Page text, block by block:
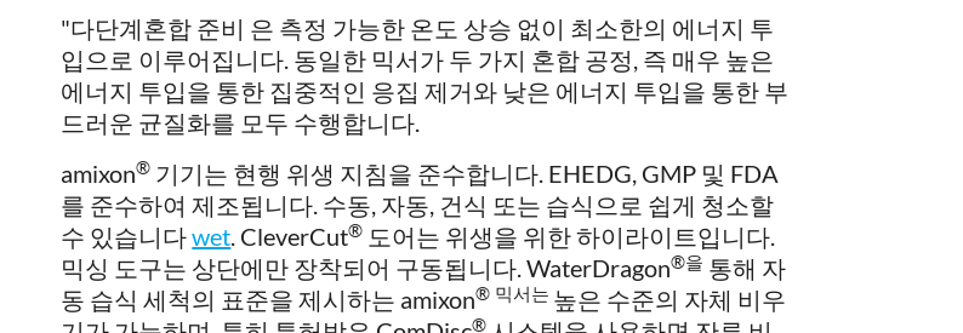
"다단계혼합 준비 은 측정 가능한 온도 상승 없이 최소한의 에너지 투
입으로 이루어집니다. 동일한 믹서가 두 가지 혼합 공정, 즉 매우 높은
에너지 투입을 통한 집중적인 응집 제거와 낮은 에너지 투입을 통한 부
드러운 균질화를 모두 수행합니다.
amixon® 기기는 현행 위생 지침을 준수합니다. EHEDG, GMP 및 FDA
를 준수하여 제조됩니다. 수동, 자동, 건식 또는 습식으로 쉽게 청소할
수 있습니다wet. CleverCut® 도어는 위생을 위한 하이라이트입니다.
믹싱 도구는 상단에만 장착되어 구동됩니다. WaterDragon®을 통해 자
동 습식 세척의 표준을 제시하는 amixon® 믹서는 높은 수준의 자체 비우
®